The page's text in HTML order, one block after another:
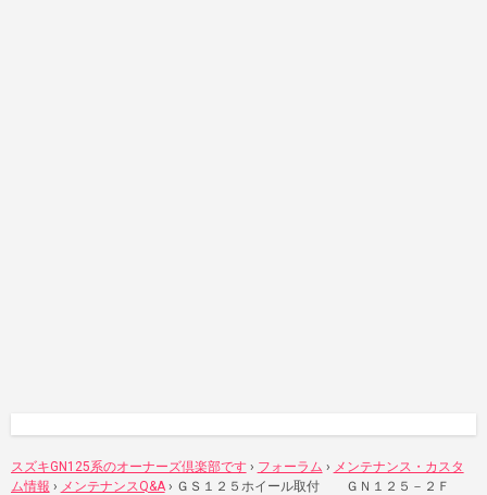
スズキGN125系のオーナーズ倶楽部です › フォーラム › メンテナンス・カスタ
ム情報 › メンテナンスQ&A › ＧＳ１２５ホイール取付 ＧＮ１２５－２Ｆ